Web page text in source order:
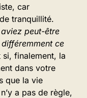
car
tranquillité.
peut-être
ce
si, finalement, la
dans votre
que la vie
a pas de règle,